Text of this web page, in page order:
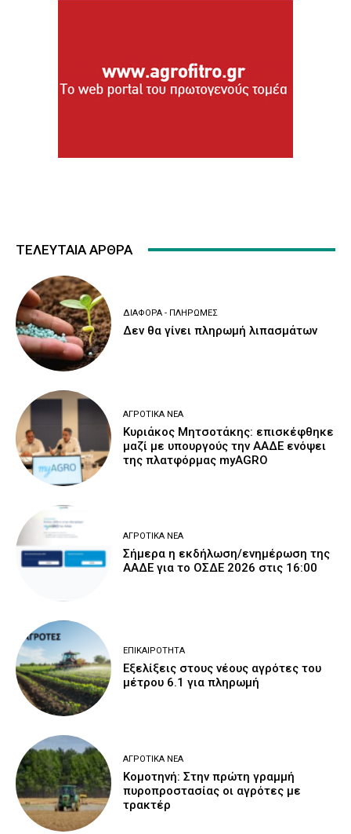
ΤΕΛΕΥΤΑΙΑ ΑΡΘΡΑ
ΔΙΆΦΟΡΑ - ΠΛΗΡΩΜΈΣ
Δεν θα γίνει πληρωμή λιπασμάτων
ΑΓΡΟΤΙΚΆ ΝΈΑ
Κυριάκος Μητσοτάκης: επισκέφθηκε
μαζί με υπουργούς την ΑΑΔΕ ενόψει
της πλατφόρμας myAGRO
ΑΓΡΟΤΙΚΆ ΝΈΑ
Σήμερα η εκδήλωση/ενημέρωση της
ΑΑΔΕ για το ΟΣΔΕ 2026 στις 16:00
ΕΠΙΚΑΙΡΌΤΗΤΑ
Εξελίξεις στους νέους αγρότες του
μέτρου 6.1 για πληρωμή
ΑΓΡΟΤΙΚΆ ΝΈΑ
Κομοτηνή: Στην πρώτη γραμμή
πυροπροστασίας οι αγρότες με
τρακτέρ